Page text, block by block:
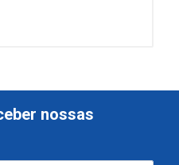
nossas